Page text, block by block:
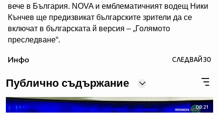
вече в България. NOVA и емблематичният водещ Ники
Кънчев ще предизвикат българските зрители да се
включат в българската й версия – „Голямото
преследване“.
ще бъде издигнато в култ, а Ники Кънчев ще запознае
Инфо СЛЕДВАЙ30
Публично съдържание
08:21